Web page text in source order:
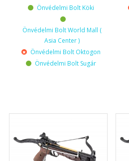
Önvédelmi Bolt Köki
Önvédelmi Bolt World Mall (
Asia Center )
Önvédelmi Bolt Oktogon
Önvédelmi Bolt Sugár